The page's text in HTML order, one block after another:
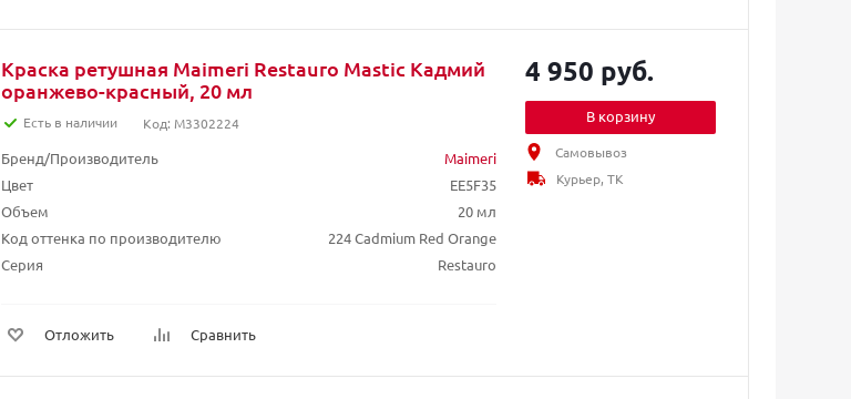
Краска ретушная Maimeri Restauro Mastic Кадмий
оранжево-красный, 20 мл
Есть в наличии Код: M3302224
Бренд/Производитель
Maimeri
Цвет
EE5F35
Объем
20 мл
Код оттенка по производителю
224 Cadmium Red Orange
Серия
Restauro
Отложить Сравнить
4 950 руб.
В корзину
Самовывоз
Курьер, ТК